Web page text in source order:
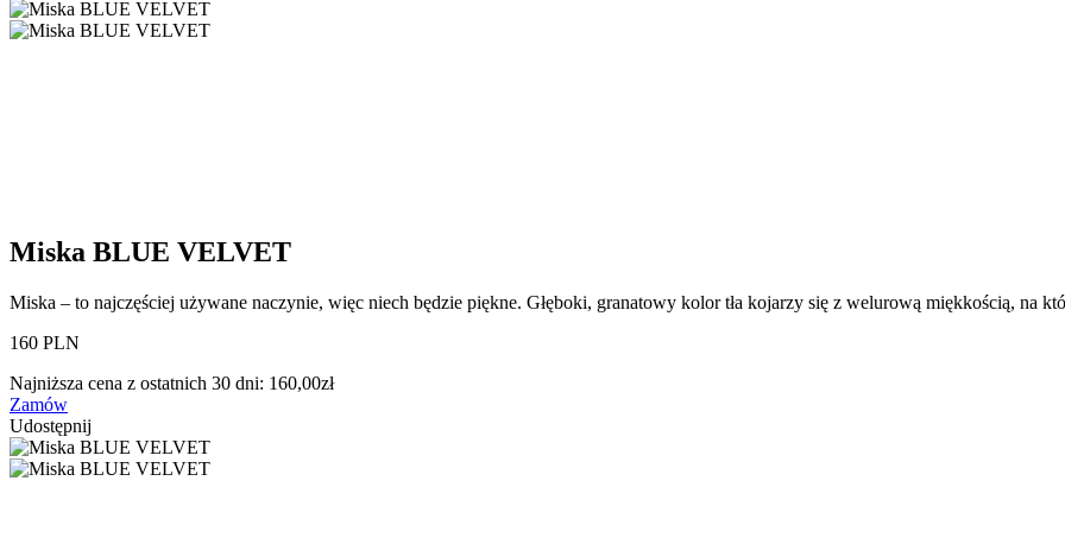
Miska BLUE VELVET
Miska – to najczęściej używane naczynie, więc niech będzie piękne. Głęboki, granatowy kolor tła kojarzy się z welurową miękkością, na
160 PLN
Najniższa cena z ostatnich 30 dni: 160,00zł
Zamów
Udostępnij